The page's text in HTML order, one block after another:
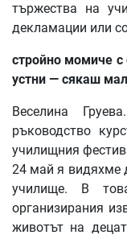
тържества на
декламации или
стройно момиче с
устни — сякаш
Веселина
ръководство
училищния
24 май я видяхме
училище. В
организирания
животът на